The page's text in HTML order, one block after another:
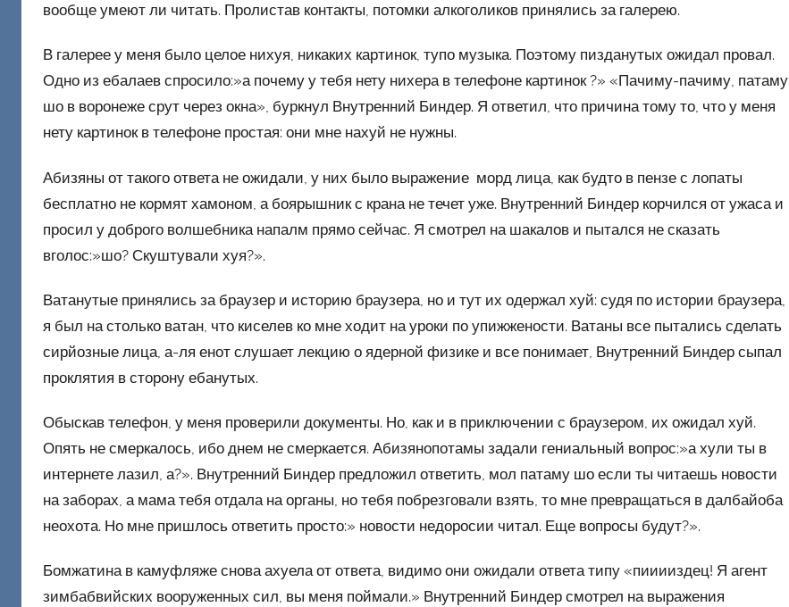
вообще умеют ли читать. Пролистав контакты, потомки алкоголиков принялись за галерею.
В галерее у меня было целое нихуя, никаких картинок, тупо музыка. Поэтому пизданутых ожидал провал.
Одно из ебалаев спросило:»а почему у тебя нету нихера в телефоне картинок ?» «Пачиму-пачиму, патаму
шо в воронеже срут через окна», буркнул Внутренний Биндер. Я ответил, что причина тому то, что у меня
нету картинок в телефоне простая: они мне нахуй не нужны.
Абизяны от такого ответа не ожидали, у них было выражение морд лица, как будто в пензе с лопаты
бесплатно не кормят хамоном, а боярышник с крана не течет уже. Внутренний Биндер корчился от ужаса и
просил у доброго волшебника напалм прямо сейчас. Я смотрел на шакалов и пытался не сказать
вголос:»шо? Скуштували хуя?».
Ватанутые принялись за браузер и историю браузера, но и тут их одержал хуй: судя по истории браузера,
я был на столько ватан, что киселев ко мне ходит на уроки по упижжености. Ватаны все пытались сделать
сирйозные лица, а-ля енот слушает лекцию о ядерной физике и все понимает, Внутренний Биндер сыпал
проклятия в сторону ебанутых.
Обыскав телефон, у меня проверили документы. Но, как и в приключении с браузером, их ожидал хуй.
Опять не смеркалось, ибо днем не смеркается. Абизянопотамы задали гениальный вопрос:»а хули ты в
интернете лазил, а?». Внутренний Биндер предложил ответить, мол патаму шо если ты читаешь новости
на заборах, а мама тебя отдала на органы, но тебя побрезговали взять, то мне превращаться в далбайоба
неохота. Но мне пришлось ответить просто:» новости недоросии читал. Еще вопросы будут?».
Бомжатина в камуфляже снова ахуела от ответа, видимо они ожидали ответа типу «пииииздец! Я агент
зимбабвийских вооруженных сил, вы меня поймали.» Внутренний Биндер смотрел на выражения